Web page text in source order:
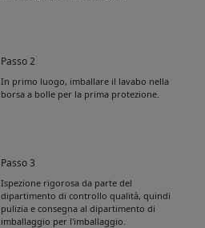
Passo 2
In primo luogo, imballare il lavabo nella
borsa a bolle per la prima protezione.
Passo 3
Ispezione rigorosa da parte del
dipartimento di controllo qualità, quindi
pulizia e consegna al dipartimento di
imballaggio per l'imballaggio.